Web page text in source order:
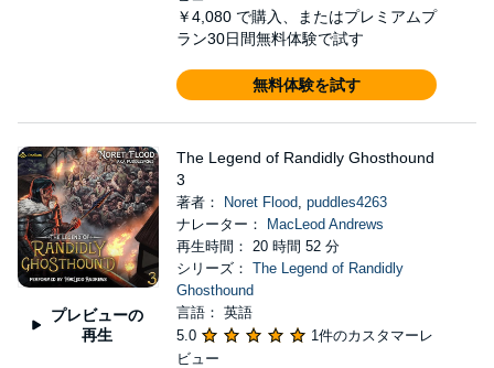
￥4,080 で購入、またはプレミアムプ
ラン30日間無料体験で試す
無料体験を試す
プレビューの
再生
The Legend of Randidly Ghosthound
3
著者： Noret Flood, puddles4263
ナレーター：
MacLeod Andrews
再生時間： 20 時間 52 分
シリーズ： The Legend of Randidly
Ghosthound
言語： 英語
5.0
1件のカスタマーレ
ビュー